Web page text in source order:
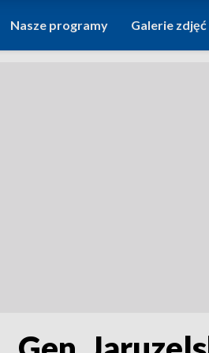
Nasze programy Galerie zdjęć